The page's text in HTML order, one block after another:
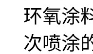
环氧涂
次喷涂